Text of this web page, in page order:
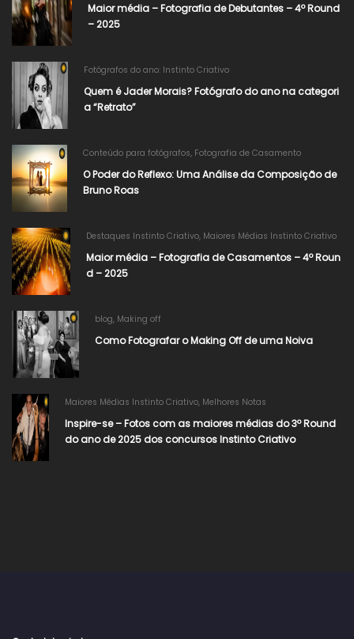
Maior média – Fotografia de Debutantes – 4º Round
– 2025
Fotógrafos do ano: Instinto Criativo
Quem é Jader Morais? Fotógrafo do ano na categori
a “Retrato”
Conteúdo para fotógrafos, Fotografia de Casamento
O Poder do Reflexo: Uma Análise da Composição de
Bruno Roas
Destaques Instinto Criativo, Maiores Médias Instinto Criativo
Maior média – Fotografia de Casamentos – 4º Roun
d – 2025
blog, Making off
Como Fotografar o Making Off de uma Noiva
Maiores Médias Instinto Criativo, Melhores Notas
Inspire-se – Fotos com as maiores médias do 3º Round
do ano de 2025 dos concursos Instinto Criativo